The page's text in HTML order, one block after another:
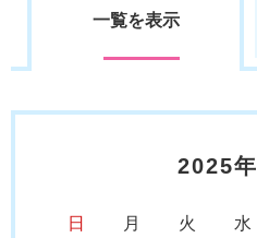
一覧を表示
2025年
日 月 火 水